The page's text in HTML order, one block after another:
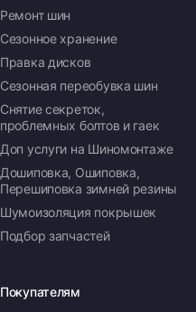
Ремонт шин
Сезонное хранение
Правка дисков
Сезонная переобувка шин
Снятие секреток,
проблемных болтов и гаек
Доп услуги на Шиномонтаже
Дошиповка, Ошиповка,
Перешиповка зимней резины
Шумоизоляция покрышек
Подбор запчастей
Покупателям